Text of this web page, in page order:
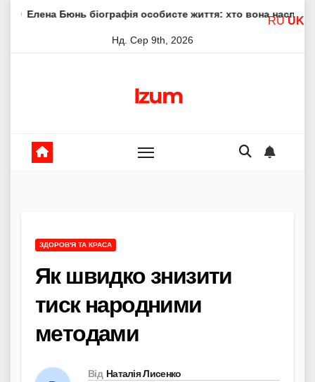
Skipбіографія особисте життя: хто вона насправді Елена
Нд. Сер 9th, 2026
Izum
ЗДОРОВ'Я ТА КРАСА
Як швидко знизити
тиск народними
методами
Від Наталія Лисенко
RU UK